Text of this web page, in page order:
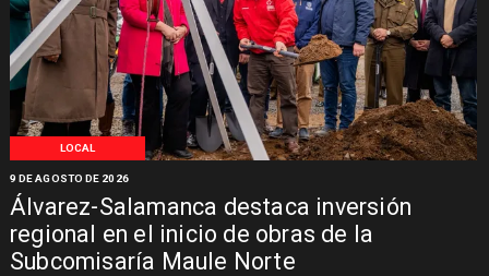
LOCAL
Álvarez-Salamanca destaca inversión
regional en el inicio de obras de la
Subcomisaría Maule Norte
9 DE AGOSTO DE 2026